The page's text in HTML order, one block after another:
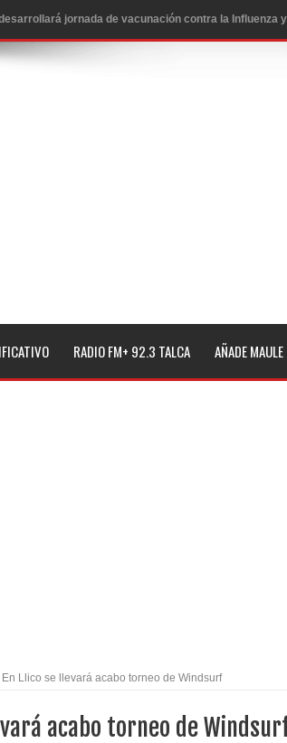
jornada de vacunación contra la Influenza
Brasil tras impulsar un intercambio musical y
reiteren llamado a vacunarse
analizan el creciente interés por las culturas
eléctrica en la alta cordillera del Maule
de PRODESAL de la provincia de Linares
en tecnología educativa con nuevas pantallas
el Maule el Fondo Concursable de Promoción de
RADIO FM+ 92.3 TALCA AÑADE
En Llico se llevará acabo torneo de Windsurf
acabo torneo de